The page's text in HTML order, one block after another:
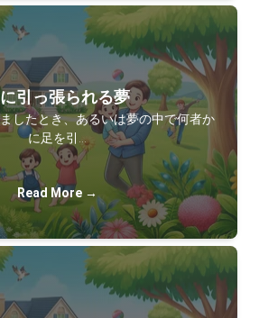
引っ張られる夢
したとき、あるいは夢の中で何者か
に足を引…
Read More →